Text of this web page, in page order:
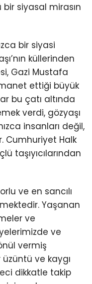
bir siyasal mirasın
bir siyasi
küllerinden
Gazi Mustafa
ettiği büyük
bu çatı altında
verdi, gözyaşı
insanları değil,
Cumhuriyet Halk
taşıyıcılarından
ve en sancılı
Yaşanan
ve
ve
vermiş
ve kaygı
dikkatle takip